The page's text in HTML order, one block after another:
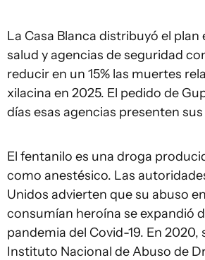
La Casa Blanca distribuyó el
salud y agencias de seguridad
reducir en un 15% las muertes
xilacina en 2025. El pedido de
días esas agencias presenten
El fentanilo es una droga
como anestésico. Las
Unidos advierten que su abuso
consumían heroína se expandió
pandemia del Covid-19. En 2020,
Instituto Nacional de Abuso de